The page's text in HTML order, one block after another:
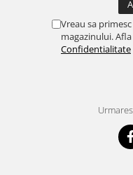
Vreau sa
magazinului.
Confidentialitate